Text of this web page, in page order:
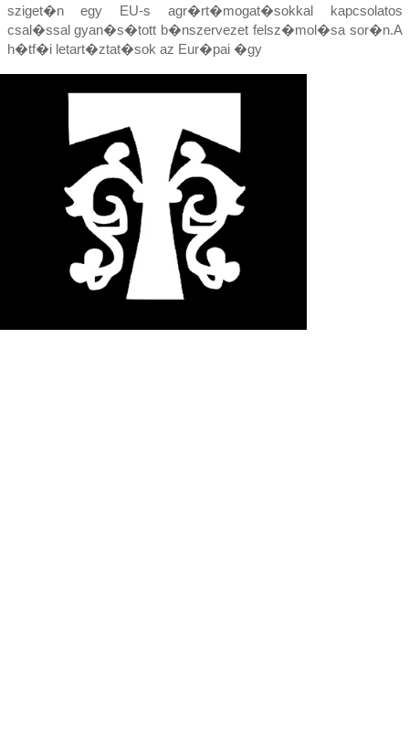
sziget�n egy EU-s agr�rt�mogat�sokkal kapcsolatos
csal�ssal gyan�s�tott b�nszervezet felsz�mol�sa sor�n.A
h�tf�i letart�ztat�sok az Eur�pai �gy